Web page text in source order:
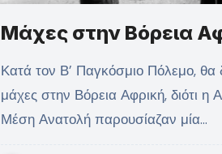
Μάχες στην Βόρεια
Κατά τον Β’ Παγκόσμιο Πόλεμο, θα διεξαχθούν
μάχες στην Βόρεια Αφρική, διότι η
Μέση Ανατολή παρουσίαζαν μία…